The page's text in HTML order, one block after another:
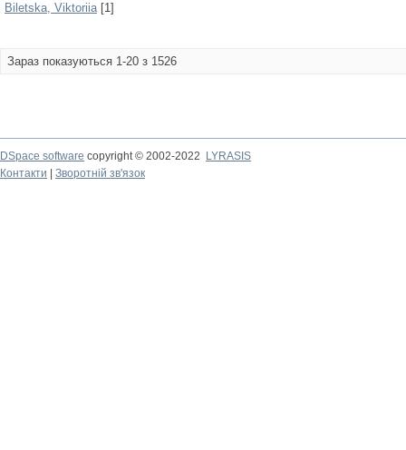
Biletska, Viktoriia[1]
Зараз показуються 1-20 з 1526
DSpace software copyright © 2002-2022
LYRASIS
Контакти
Зворотній зв'язок